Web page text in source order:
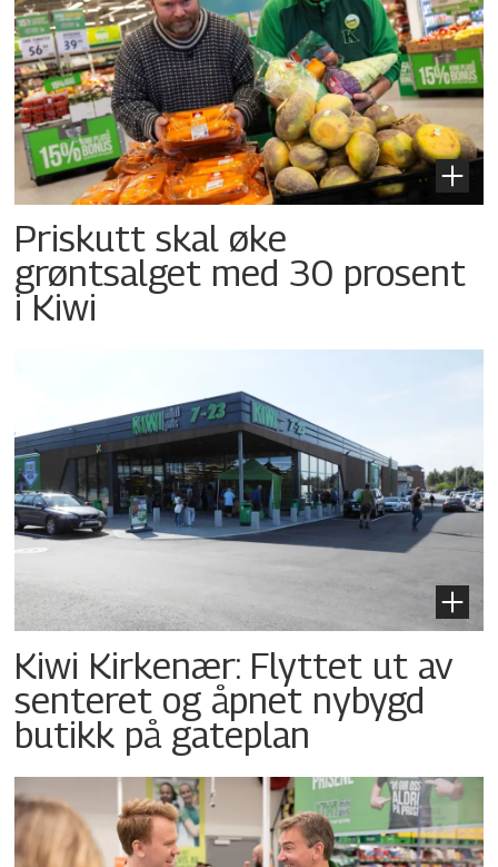
Priskutt skal øke
grøntsalget med 30 prosent
i Kiwi
Kiwi Kirkenær: Flyttet ut av
senteret og åpnet nybygd
butikk på gateplan